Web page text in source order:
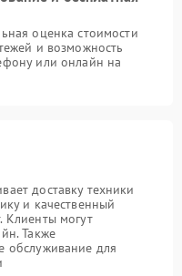
оценка стоимости
и возможность
или онлайн на
доставку техники
и качественный
Клиенты могут
Также
обслуживание для